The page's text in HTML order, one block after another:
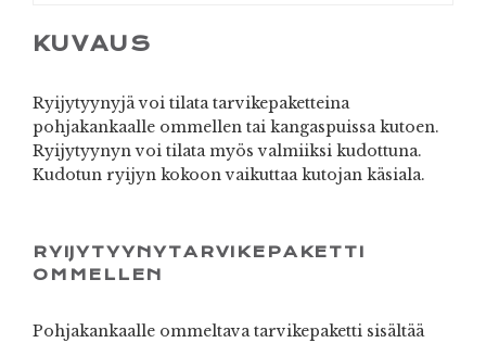
KUVAUS
Ryijytyynyjä voi tilata tarvikepaketteina
pohjakankaalle ommellen tai kangaspuissa kutoen.
Ryijytyynyn voi tilata myös valmiiksi kudottuna.
Kudotun ryijyn kokoon vaikuttaa kutojan käsiala.
RYIJYTYYNYTARVIKEPAKETTI
OMMELLEN
Pohjakankaalle ommeltava tarvikepaketti sisältää